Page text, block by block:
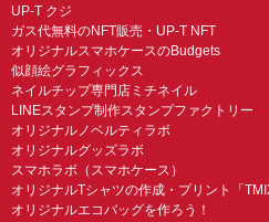
UP-T クジ
ガス代無料のNFT販売・UP-T NFT
オリジナルスマホケースのBudgets
似顔絵グラフィックス
ネイルチップ専門店ミチネイル
LINEスタンプ制作スタンプファクトリー
オリジナルノベルティラボ
オリジナルグッズラボ
スマホラボ（スマホケース）
オリジナルTシャツの作成・プリント「
オリジナルエコバッグを作ろう！